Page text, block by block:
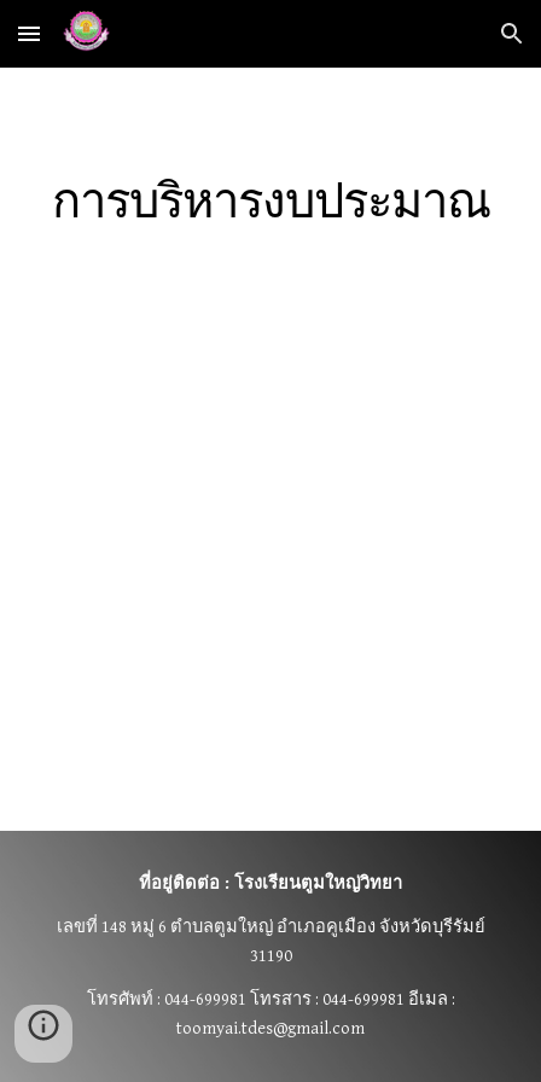
Skip to main content Skip to navigation
การบริหารงบประมาณ
ที่อยู่ติดต่อ : โรงเรียนตูมใหญ่วิทยา
เลขที่ 148 หมู่ 6 ตำบลตูมใหญ่ อำเภอคูเมือง จังหวัดบุรีรัมย์
31190
โทรศัพท์ : 044-699981 โทรสาร : 044-699981 อีเมล :
toomyai.tdes@gmail.com